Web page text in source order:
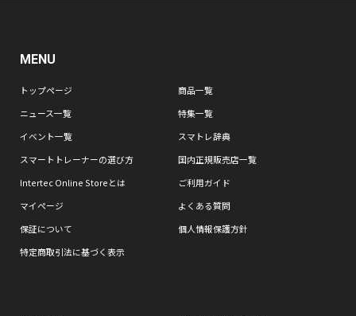
MENU
トップページ
商品一覧
ニュース一覧
特集一覧
イベント一覧
スマトレ辞典
スマートトレーナーの選び方
国内正規販売店一覧
Intertec Online Storeとは
ご利用ガイド
マイページ
よくある質問
保証について
個人情報保護方針
特定商取引法に基づく表示